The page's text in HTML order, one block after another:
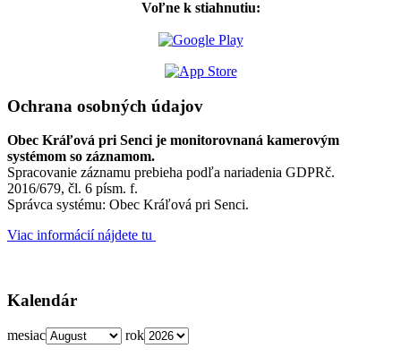
Voľne k stiahnutiu:
Ochrana osobných údajov
Obec Kráľová pri Senci je monitorovnaná kamerovým
systémom so záznamom.
Spracovanie záznamu prebieha podľa nariadenia GDPRč.
2016/679, čl. 6 písm. f.
Správca systému: Obec Kráľová pri Senci.
Viac informácií nájdete tu
Kalendár
mesiac rok